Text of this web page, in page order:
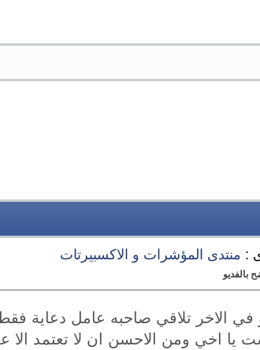
: منتدى المؤشرات و الاكسبيرتات
بالفديو
الاخر تلاقي صاحبه عامل دعاية فقط
يا اخي ومن الاحسن ان لا تعتمد الا